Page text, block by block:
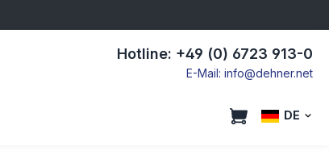
Hotline: +49 (0) 6723 913-0
E-Mail: info@dehner.net
DE